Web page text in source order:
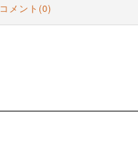
コメント(0)